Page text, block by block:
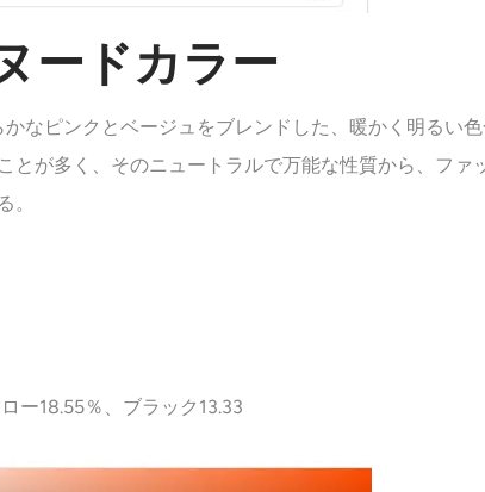
ードカラー
なピンクとベージュをブレンドした、暖かく明るい
とが多く、そのニュートラルで万能な性質から、フ
。
ー18.55％、ブラック13.33